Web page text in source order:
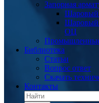
Запорная
Шаровый
Шаровый
ОЦ
Библиотека
Статьи
Вопрос ответ
Скачать
Контакты